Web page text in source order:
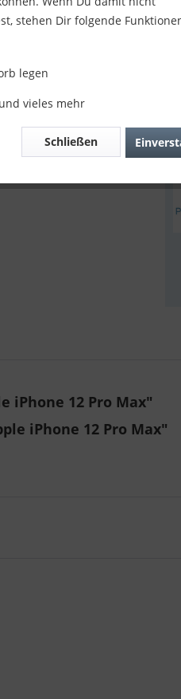
iPhone 12 Pro Max"
iPhone 12 Pro Max"
stehen Dir folgende
legen
vieles mehr
Schließen